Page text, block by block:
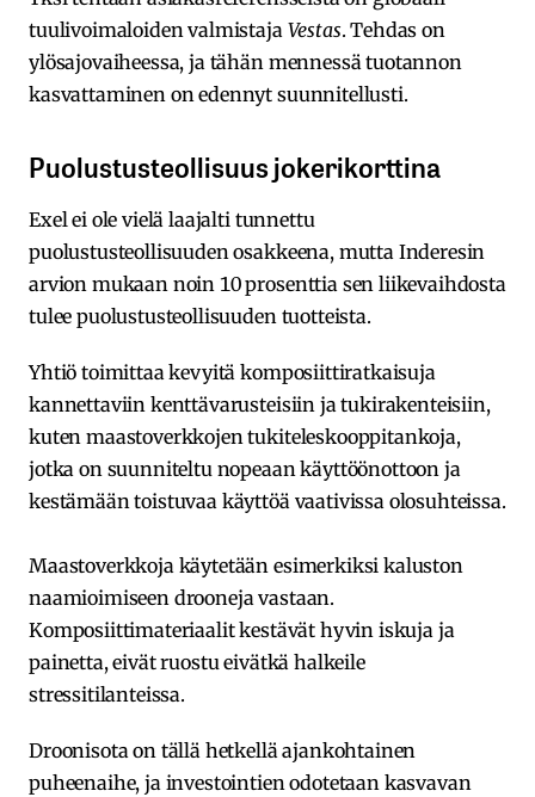
tuulivoimaloiden valmistaja Vestas. Tehdas on
ylösajovaiheessa, ja tähän mennessä tuotannon
kasvattaminen on edennyt suunnitellusti.
Puolustusteollisuus jokerikorttina
Exel ei ole vielä laajalti tunnettu
puolustusteollisuuden osakkeena, mutta Inderesin
arvion mukaan noin 10 prosenttia sen liikevaihdosta
tulee puolustusteollisuuden tuotteista.
Yhtiö toimittaa kevyitä komposiittiratkaisuja
kannettaviin kenttävarusteisiin ja tukirakenteisiin,
kuten maastoverkkojen tukiteleskooppitankoja,
jotka on suunniteltu nopeaan käyttöönottoon ja
kestämään toistuvaa käyttöä vaativissa olosuhteissa.
Maastoverkkoja käytetään esimerkiksi kaluston
naamioimiseen drooneja vastaan.
Komposiittimateriaalit kestävät hyvin iskuja ja
painetta, eivät ruostu eivätkä halkeile
stressitilanteissa.
Droonisota on tällä hetkellä ajankohtainen
puheenaihe, ja investointien odotetaan kasvavan